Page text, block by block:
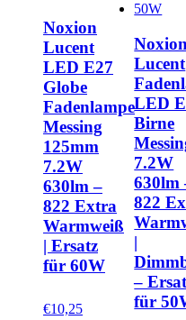
Noxion
Lucent
LED E27
Globe
Fadenlampe
Messing
125mm
7.2W
630lm –
822 Extra
Warmweiß
| Ersatz
für 60W
€10,25
Noxion
Lucent
LED
Birne
7.2W
630lm
822
|
–
für